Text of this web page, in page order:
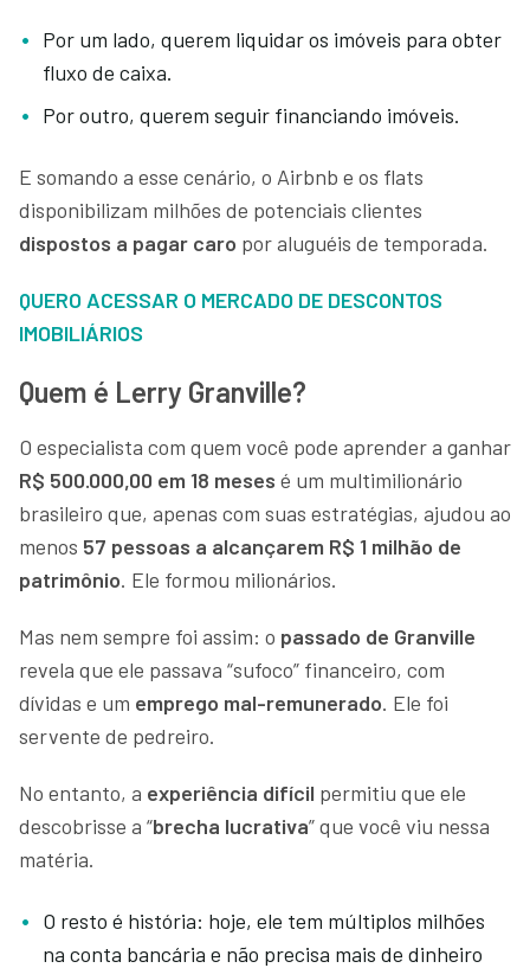
Por um lado, querem liquidar os imóveis para obter
fluxo de caixa.
Por outro, querem seguir financiando imóveis.
E somando a esse cenário, o Airbnb e os flats
disponibilizam milhões de potenciais clientes
dispostos a pagar caro por aluguéis de temporada.
QUERO ACESSAR O MERCADO DE DESCONTOS
IMOBILIÁRIOS
Quem é Lerry Granville?
O especialista com quem você pode aprender a ganhar
R$ 500.000,00 em 18 meses é um multimilionário
brasileiro que, apenas com suas estratégias, ajudou ao
menos 57 pessoas a alcançarem R$ 1 milhão de
patrimônio. Ele formou milionários.
Mas nem sempre foi assim: o passado de Granville
revela que ele passava “sufoco” financeiro, com
dívidas e um emprego mal-remunerado. Ele foi
servente de pedreiro.
No entanto, a experiência difícil permitiu que ele
descobrisse a “brecha lucrativa” que você viu nessa
matéria.
O resto é história: hoje, ele tem múltiplos milhões
na conta bancária e não precisa mais de dinheiro